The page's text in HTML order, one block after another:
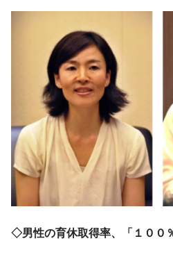
◇男性の育休取得率、「１００